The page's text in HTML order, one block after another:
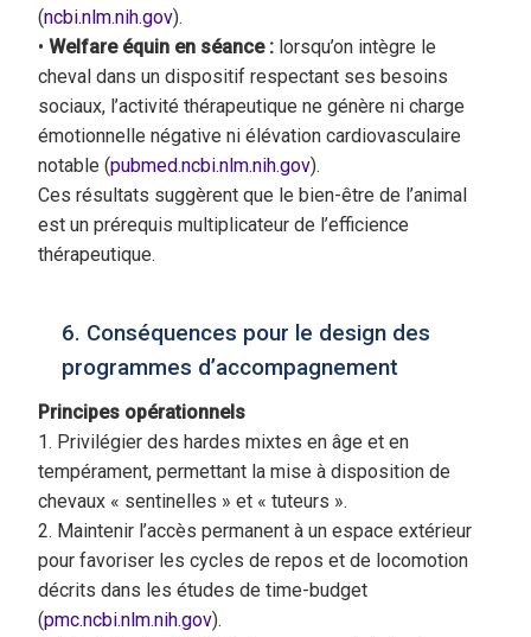
(ncbi.nlm.nih.gov).
• Welfare équin en séance : lorsqu’on intègre le
cheval dans un dispositif respectant ses besoins
sociaux, l’activité thérapeutique ne génère ni charge
émotionnelle négative ni élévation cardiovasculaire
notable (pubmed.ncbi.nlm.nih.gov).
Ces résultats suggèrent que le bien-être de l’animal
est un prérequis multiplicateur de l’efficience
thérapeutique.
6. Conséquences pour le design des
programmes d’accompagnement
Principes opérationnels
1. Privilégier des hardes mixtes en âge et en
tempérament, permettant la mise à disposition de
chevaux « sentinelles » et « tuteurs ».
2. Maintenir l’accès permanent à un espace extérieur
pour favoriser les cycles de repos et de locomotion
décrits dans les études de time-budget
(pmc.ncbi.nlm.nih.gov).